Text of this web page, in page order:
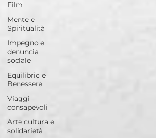
Film
Mente e
Spiritualità
Impegno e
denuncia
sociale
Equilibrio e
Benessere
Viaggi
consapevoli
Arte cultura e
solidarietà